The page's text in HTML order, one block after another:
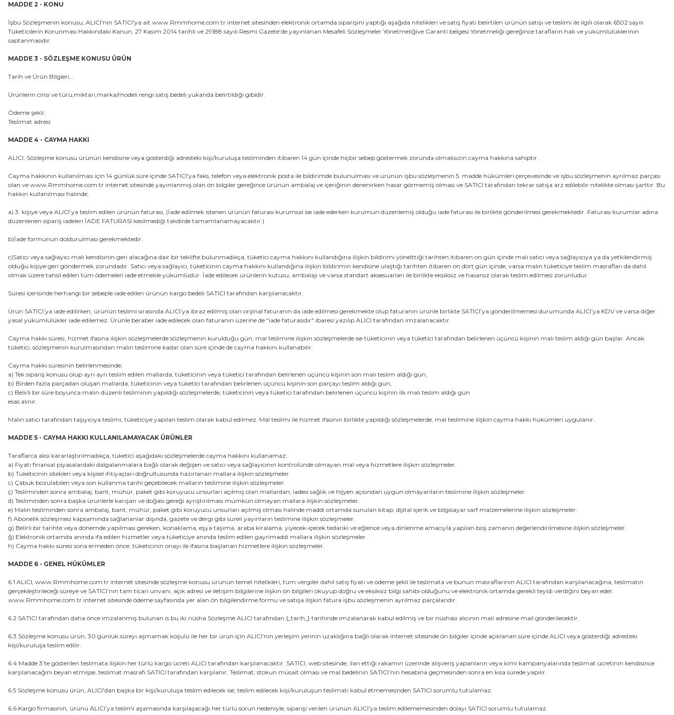
MADDE 2 - KONU
İşbu Sözleşmenin konusu, ALICI'nın SATICI'ya ait www.Rmmhome.com.tr internet sitesinden elektronik ortamda siparişini yaptığı aşağıda nitelikleri ve satış fiyatı belirtilen ürünün satışı ve teslimi ile ilgili olarak 6502 sayılı
Tüketicilerin Korunması Hakkındaki Kanun, 27 Kasım 2014 tarihli ve 29188 sayılı Resmi Gazete’de yayınlanan Mesafeli Sözleşmeler Yönetmeliğive Garanti belgesi Yönetmeliği gereğince tarafların hak ve yükümlülüklerinin
saptanmasıdır.
MADDE 3 - SÖZLEŞME KONUSU ÜRÜN
Tarih ve Ürün Bilgieri...
Ürünlerin cinsi ve türü,miktarı,marka/modeli rengi satış bedeli yukarıda belirtildiği gibidir.
Ödeme şekli:
Teslimat adresi:
MADDE 4 - CAYMA HAKKI
ALICI, Sözleşme konusu ürünün kendisine veya gösterdiği adresteki kişi/kuruluşa tesliminden itibaren 14 gün içinde hiçbir sebep göstermek zorunda olmaksızın cayma hakkına sahiptir.
Cayma hakkının kullanılması için 14 günlük süre içinde SATICI'ya faks, telefon veya elektronik posta ile bildirimde bulunulması ve ürünün işbu sözleşmenin 5. madde hükümleri çerçevesinde ve işbu sözleşmenin ayrılmaz parçası
olan ve www.Rmmhome.com.tr internet sitesinde yayınlanmış olan ön bilgiler gereğince ürünün ambalaj ve içeriğinin denenirken hasar görmemiş olması ve SATICI tarafından tekrar satışa arz edilebilir nitelikte olması şarttır. Bu
hakkın kullanılması halinde;
a) 3. kişiye veya ALICI’ya teslim edilen ürünün faturası, (İade edilmek istenen ürünün faturası kurumsal ise iade ederken kurumun düzenlemiş olduğu iade faturası ile birlikte gönderilmesi gerekmektedir. Faturası kurumlar adına
düzenlenen sipariş iadeleri İADE FATURASI kesilmediği takdirde tamamlanamayacaktır.)
b)İade formunun doldurulması gerekmektedir.
c)Satıcı veya sağlayıcı malı kendisinin geri alacağına dair bir teklifte bulunmadıkça, tüketici cayma hakkını kullandığına ilişkin bildirimi yönelttiği tarihten itibaren on gün içinde malı satıcı veya sağlayıcıya ya da yetkilendirmiş
olduğu kişiye geri göndermek zorundadır. Satıcı veya sağlayıcı, tüketicinin cayma hakkını kullandığına ilişkin bildirimin kendisine ulaştığı tarihten itibaren on dört gün içinde, varsa malın tüketiciye teslim masrafları da dahil
olmak üzere tahsil edilen tüm ödemeleri iade etmekle yükümlüdür. İade edilecek ürünlerin kutusu, ambalajı ve varsa standart aksesuarları ile birlikte eksiksiz ve hasarsız olarak teslim edilmesi zorunludur.
Süresi içerisinde herhangi bir sebeple iade edilen ürünün kargo bedeli SATICI tarafından karşılanacaktır.
Ürün SATICI’ya iade edilirken, ürünün teslimi sırasında ALICI’ya ibraz edilmiş olan orijinal faturanın da iade edilmesi gerekmekte olup faturanın ürünle birlikte SATICI’ya gönderilmemesi durumunda ALICI’ya KDV ve varsa diğer
yasal yükümlülükler iade edilemez. Ürünle beraber iade edilecek olan faturanın üzerine de "iade faturasıdır" ibaresi yazılıp ALICI tarafından imzalanacaktır.
Cayma hakkı süresi, hizmet ifasına ilişkin sözleşmelerde sözleşmenin kurulduğu gün; mal teslimine ilişkin sözleşmelerde ise tüketicinin veya tüketici tarafından belirlenen üçüncü kişinin malı teslim aldığı gün başlar. Ancak
tüketici, sözleşmenin kurulmasından malın teslimine kadar olan süre içinde de cayma hakkını kullanabilir.
Cayma hakkı süresinin belirlenmesinde;
a) Tek sipariş konusu olup ayrı ayrı teslim edilen mallarda, tüketicinin veya tüketici tarafından belirlenen üçüncü kişinin son malı teslim aldığı gün,
b) Birden fazla parçadan oluşan mallarda, tüketicinin veya tüketici tarafından belirlenen üçüncü kişinin son parçayı teslim aldığı gün,
c) Belirli bir süre boyunca malın düzenli tesliminin yapıldığı sözleşmelerde, tüketicinin veya tüketici tarafından belirlenen üçüncü kişinin ilk malı teslim aldığı gün
esas alınır.
Malın satıcı tarafından taşıyıcıya teslimi, tüketiciye yapılan teslim olarak kabul edilmez. Mal teslimi ile hizmet ifasının birlikte yapıldığı sözleşmelerde, mal teslimine ilişkin cayma hakkı hükümleri uygulanır.
MADDE 5 - CAYMA HAKKI KULLANILAMAYACAK ÜRÜNLER
Taraflarca aksi kararlaştırılmadıkça, tüketici aşağıdaki sözleşmelerde cayma hakkını kullanamaz:
a) Fiyatı finansal piyasalardaki dalgalanmalara bağlı olarak değişen ve satıcı veya sağlayıcının kontrolünde olmayan mal veya hizmetlere ilişkin sözleşmeler.
b) Tüketicinin istekleri veya kişisel ihtiyaçları doğrultusunda hazırlanan mallara ilişkin sözleşmeler.
c) Çabuk bozulabilen veya son kullanma tarihi geçebilecek malların teslimine ilişkin sözleşmeler.
ç) Tesliminden sonra ambalaj, bant, mühür, paket gibi koruyucu unsurları açılmış olan mallardan; iadesi sağlık ve hijyen açısından uygun olmayanların teslimine ilişkin sözleşmeler.
d) Tesliminden sonra başka ürünlerle karışan ve doğası gereği ayrıştırılması mümkün olmayan mallara ilişkin sözleşmeler.
e) Malın tesliminden sonra ambalaj, bant, mühür, paket gibi koruyucu unsurları açılmış olması halinde maddi ortamda sunulan kitap, dijital içerik ve bilgisayar sarf malzemelerine ilişkin sözleşmeler.
f) Abonelik sözleşmesi kapsamında sağlananlar dışında, gazete ve dergi gibi süreli yayınların teslimine ilişkin sözleşmeler.
g) Belirli bir tarihte veya dönemde yapılması gereken, konaklama, eşya taşıma, araba kiralama, yiyecek-içecek tedariki ve eğlence veya dinlenme amacıyla yapılan boş zamanın değerlendirilmesine ilişkin sözleşmeler.
ğ) Elektronik ortamda anında ifa edilen hizmetler veya tüketiciye anında teslim edilen gayrimaddi mallara ilişkin sözleşmeler.
h) Cayma hakkı süresi sona ermeden önce, tüketicinin onayı ile ifasına başlanan hizmetlere ilişkin sözleşmeler.
MADDE 6 - GENEL HÜKÜMLER
6.1 ALICI, www.Rmmhome.com.tr internet sitesinde sözleşme konusu ürünün temel nitelikleri, tüm vergiler dahil satış fiyatı ve ödeme şekli ile teslimata ve bunun masraflarının ALICI tarafından karşılanacağına, teslimatın
gerçekleştirileceği süreye ve SATICI’nın tam ticari unvanı, açık adresi ve iletişim bilgilerine ilişkin ön bilgileri okuyup doğru ve eksiksiz bilgi sahibi olduğunu ve elektronik ortamda gerekli teyidi verdiğini beyan eder.
www.Rmmhome.com.tr internet sitesinde ödeme sayfasında yer alan ön bilgilendirme formu ve satışa ilişkin fatura işbu sözleşmenin ayrılmaz parçalarıdır.
6.2 SATICI tarafından daha önce imzalanmış bulunan is bu iki nüsha Sözleşme ALICI tarafından {_tarih_} tarihinde imzalanarak kabul edilmiş ve bir nüshası alıcının mail adresine mail gönderilecektir.
6.3 Sözleşme konusu ürün, 30 günlük süreyi aşmamak koşulu ile her bir ürün için ALICI'nın yerleşim yerinin uzaklığına bağlı olarak internet sitesinde ön bilgiler içinde açıklanan süre içinde ALICI veya gösterdiği adresteki
kişi/kuruluşa teslim edilir.
6.4 Madde 3’te gösterilen teslimata ilişkin her türlü kargo ücreti ALICI tarafından karşılanacaktır. SATICI, web sitesinde, ilan ettiği rakamın üzerinde alışveriş yapanların veya kimi kampanyalarında teslimat ücretinin kendisince
karşılanacağını beyan etmişse, teslimat masrafı SATICI tarafından karşılanır. Teslimat; stokun müsait olması ve mal bedelinin SATICI’nın hesabına geçmesinden sonra en kısa sürede yapılır.
6.5 Sözleşme konusu ürün, ALICI'dan başka bir kişi/kuruluşa teslim edilecek ise, teslim edilecek kişi/kuruluşun teslimatı kabul etmemesinden SATICI sorumlu tutulamaz.
6.6 Kargo firmasının, ürünü ALICI’ya teslimi aşamasında karşılaşacağı her türlü sorun nedeniyle, siparişi verilen ürünün ALICI'ya teslim edilememesinden dolayı SATICI sorumlu tutulamaz.